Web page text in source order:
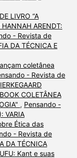
LIVRO “A
ARENDT:
- Revista de
DA TÉCNICA E
coletânea
- Revista de
COLETÂNEA
, Pensando -
VARIA
Ética das
- Revista de
DA TÉCNICA
Kant e suas